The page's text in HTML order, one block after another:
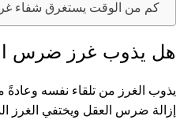
كم من الوقت يستغرق شفاء
هل يذوب غرز ضرس
يذوب الغرز من تلقاء نفسه وعادةً
إزالة ضرس العقل ويختفي الغرز